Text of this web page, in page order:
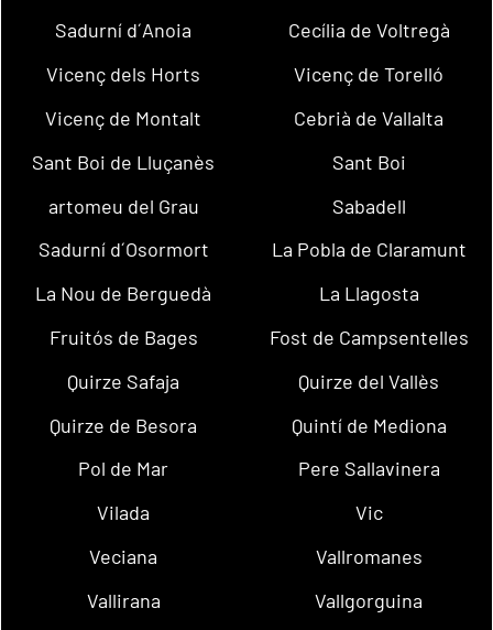
Sadurní d´Anoia
Cecília de Voltregà
Vicenç dels Horts
Vicenç de Torelló
Vicenç de Montalt
Cebrià de Vallalta
Sant Boi de Lluçanès
Sant Boi
artomeu del Grau
Sabadell
Sadurní d´Osormort
La Pobla de Claramunt
La Nou de Berguedà
La Llagosta
Fruitós de Bages
Fost de Campsentelles
Quirze Safaja
Quirze del Vallès
Quirze de Besora
Quintí de Mediona
Pol de Mar
Pere Sallavinera
Vilada
Vic
Veciana
Vallromanes
Vallirana
Vallgorguina